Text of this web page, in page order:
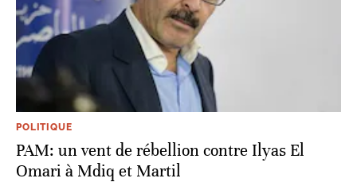
POLITIQUE
PAM: un vent de rébellion contre Ilyas El
Omari à Mdiq et Martil